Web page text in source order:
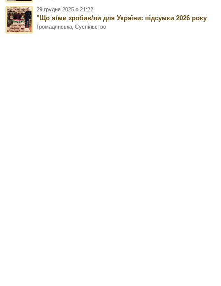
29 грудня 2025 о 21:22
"Що я/ми зробив/ли для України: підсумки 2026 року
Громадянська ,Суспільство